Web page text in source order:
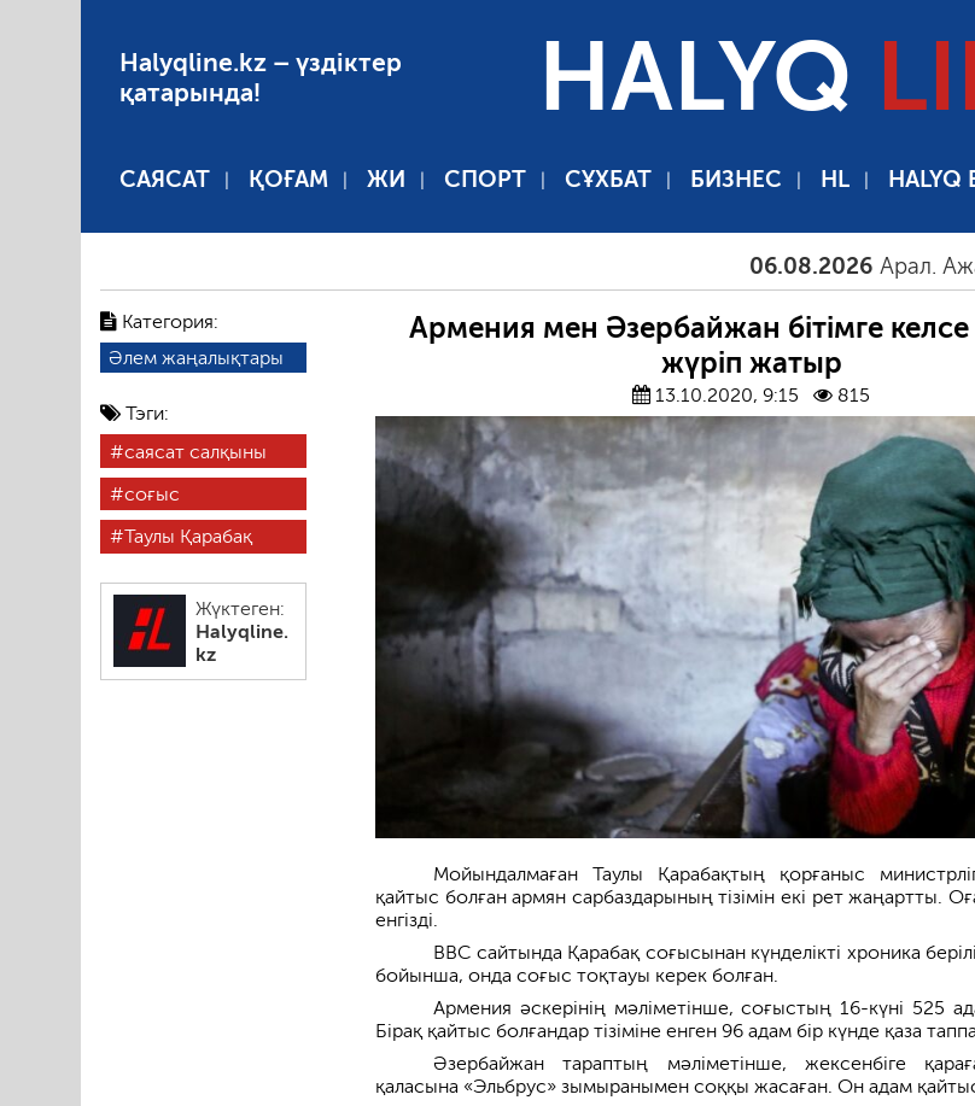
Halyqline.kz – үздіктер
қатарында!
HALYQ
САЯСАТ ҚОҒАМ ЖИ СПОРТ СҰХБАТ БИЗНЕС HL HALYQ
06.08.2026 Арал. Ажал.
Категория:
Әлем жаңалықтары
Тэги:
саясат салқыны
соғыс
Таулы Қарабақ
Жүктеген:
Halyqline.
kz
Армения мен Әзербайжан бітімге
жүріп жатыр
13.10.2020, 9:15 815
Мойындалмаған Таулы Қарабақтың қорғаныс
қайтыс болған армян сарбаздарының тізімін екі рет жаңартты.
енгізді.
BBC сайтында Қарабақ соғысынан күнделікті хроника
бойынша, онда соғыс тоқтауы керек болған.
Армения әскерінің мәліметінше, соғыстың 16-күні 525
Бірақ қайтыс болғандар тізіміне енген 96 адам бір күнде қаза
Әзербайжан тараптың мәліметінше, жексенбіге
қаласына «Эльбрус» зымыранымен соққы жасаған. Он адам